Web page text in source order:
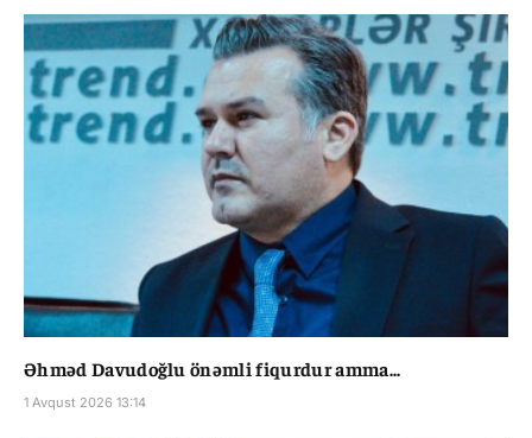
Əhməd Davudoğlu önəmli fiqurdur amma...
1 Avqust 2026 13:14